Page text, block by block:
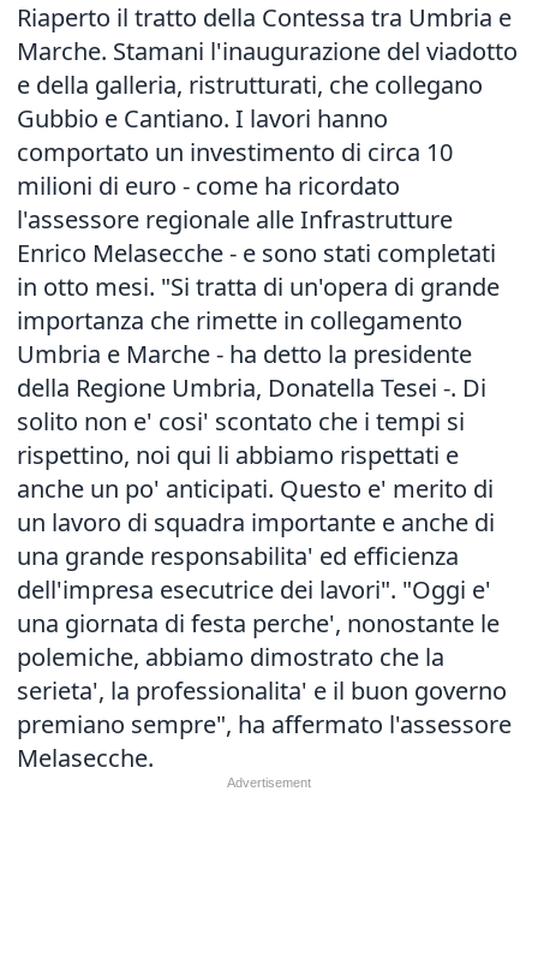
Riaperto il tratto della Contessa tra Umbria e
Marche. Stamani l'inaugurazione del viadotto
e della galleria, ristrutturati, che collegano
Gubbio e Cantiano. I lavori hanno
comportato un investimento di circa 10
milioni di euro - come ha ricordato
l'assessore regionale alle Infrastrutture
Enrico Melasecche - e sono stati completati
in otto mesi. "Si tratta di un'opera di grande
importanza che rimette in collegamento
Umbria e Marche - ha detto la presidente
della Regione Umbria, Donatella Tesei -. Di
solito non e' cosi' scontato che i tempi si
rispettino, noi qui li abbiamo rispettati e
anche un po' anticipati. Questo e' merito di
un lavoro di squadra importante e anche di
una grande responsabilita' ed efficienza
dell'impresa esecutrice dei lavori". "Oggi e'
una giornata di festa perche', nonostante le
polemiche, abbiamo dimostrato che la
serieta', la professionalita' e il buon governo
premiano sempre", ha affermato l'assessore
Melasecche.